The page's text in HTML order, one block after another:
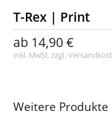
T-Rex | Print
ab 14,90 €
inkl. MwSt. zzgl.
Weitere